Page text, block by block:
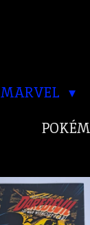
MARVEL